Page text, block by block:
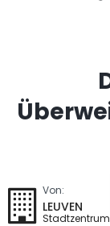
Von:
LEUVEN
Stadtzentrum